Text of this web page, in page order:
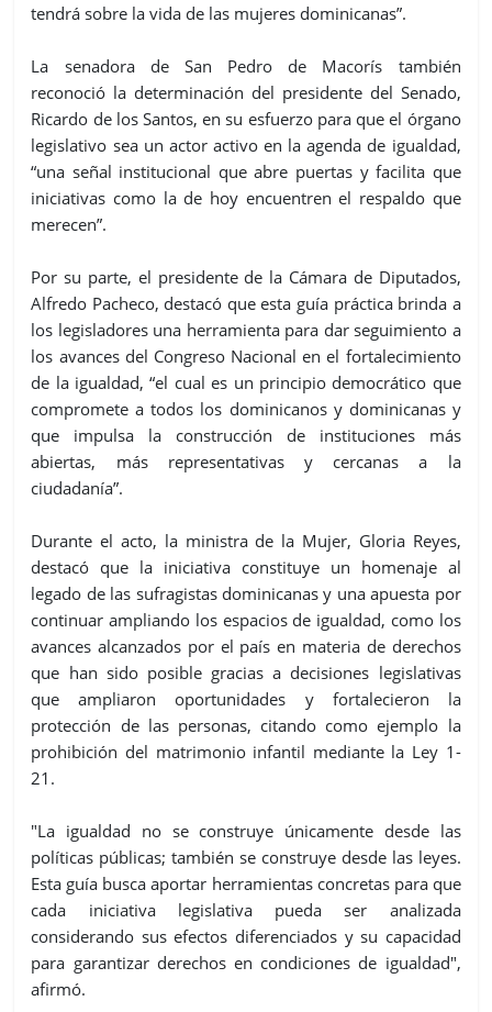
tendrá sobre la vida de las mujeres dominicanas”.
La senadora de San Pedro de Macorís también
reconoció la determinación del presidente del Senado,
Ricardo de los Santos, en su esfuerzo para que el órgano
legislativo sea un actor activo en la agenda de igualdad,
“una señal institucional que abre puertas y facilita que
iniciativas como la de hoy encuentren el respaldo que
merecen”.
Por su parte, el presidente de la Cámara de Diputados,
Alfredo Pacheco, destacó que esta guía práctica brinda a
los legisladores una herramienta para dar seguimiento a
los avances del Congreso Nacional en el fortalecimiento
de la igualdad, “el cual es un principio democrático que
compromete a todos los dominicanos y dominicanas y
que impulsa la construcción de instituciones más
abiertas, más representativas y cercanas a la
ciudadanía”.
Durante el acto, la ministra de la Mujer, Gloria Reyes,
destacó que la iniciativa constituye un homenaje al
legado de las sufragistas dominicanas y una apuesta por
continuar ampliando los espacios de igualdad, como los
avances alcanzados por el país en materia de derechos
que han sido posible gracias a decisiones legislativas
que ampliaron oportunidades y fortalecieron la
protección de las personas, citando como ejemplo la
prohibición del matrimonio infantil mediante la Ley 1-
21.
"La igualdad no se construye únicamente desde las
políticas públicas; también se construye desde las leyes.
Esta guía busca aportar herramientas concretas para que
cada iniciativa legislativa pueda ser analizada
considerando sus efectos diferenciados y su capacidad
para garantizar derechos en condiciones de igualdad",
afirmó.